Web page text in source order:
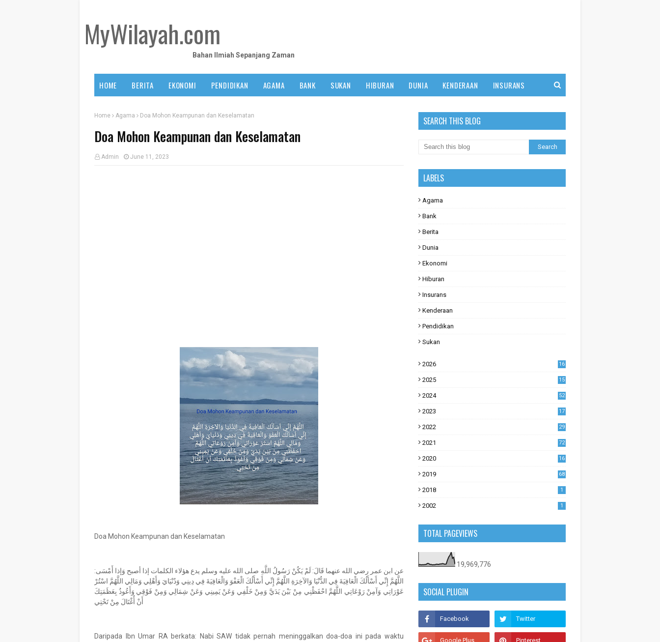
MyWilayah.com
Bahan Ilmiah Sepanjang Zaman
HOME BERITA EKONOMI PENDIDIKAN AGAMA BANK SUKAN HIBURAN DUNIA KENDERAAN INSURANS
Home Agama Doa Mohon Keampunan dan Keselamatan
Doa Mohon Keampunan dan Keselamatan
Admin June 11, 2023
Doa Mohon Keampunan dan Keselamatan
عن ابن عمر رضي الله عنهما قَالَ: لَمْ يَكُنْ رَسُولُ اللَّهِ صلى الله عليه وسلم يدع هؤلاء الكلمات إذا أصبح وَإذا أَمْسَى:
اللَّهُمَّ إِنِّي أَسْأَلُكَ الْعَافِيَةَ فِي الدُّنْيَا وَالآخِرَةِ اللَّهُمَّ إِنِّي أَسْأَلُكَ الْعَفْوَ وَالْعَافِيَةَ فِي دِينِي وَدُنْيَايَ وَأَهْلِي وَمَالِي اللَّهُمَّ اسْتُرْ
عَوْرَاتِي وَآمِنْ رَوْعَاتِي اللَّهُمَّ احْفَظْنِي مِنْ بَيْنَ يَدَيَّ وَمِنْ خَلْفِي وَعَنْ يَمِينِي وَعَنْ شِمَالِي وَمِنْ فَوْقِي وَأَعُوذُ بِعَظَمَتِكَ
أَنْ أُغْتَالَ مِنْ تَحْتِي
Daripada Ibn Umar RA berkata: Nabi SAW tidak pernah meninggalkan doa-doa ini pada waktu
SEARCH THIS BLOG
LABELS
Agama
Bank
Berita
Dunia
Ekonomi
Hiburan
Insurans
Kenderaan
Pendidikan
Sukan
2026 16
2025 15
2024 52
2023
17
2022
29
2021
72
2020
16
2019
68
2018 1
2002 1
TOTAL PAGEVIEWS
19,969,776
SOCIAL PLUGIN